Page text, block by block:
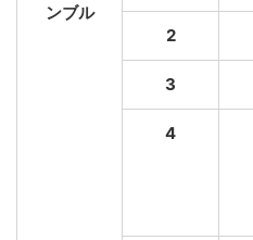
ンブル
2
3
4